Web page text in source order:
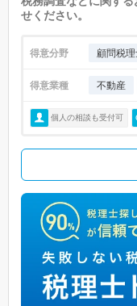
せください。
得意分野 顧問税
得意業種 不動産
個人の相談も受付可